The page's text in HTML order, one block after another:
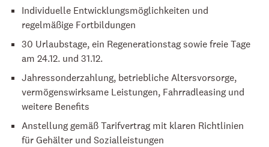
Individuelle Entwicklungsmöglichkeiten und
regelmäßige Fortbildungen
30 Urlaubstage, ein Regenerationstag sowie freie Tage
am 24.12. und 31.12.
Jahressonderzahlung, betriebliche Altersvorsorge,
vermögenswirksame Leistungen, Fahrradleasing und
weitere Benefits
Anstellung gemäß Tarifvertrag mit klaren Richtlinien
für Gehälter und Sozialleistungen